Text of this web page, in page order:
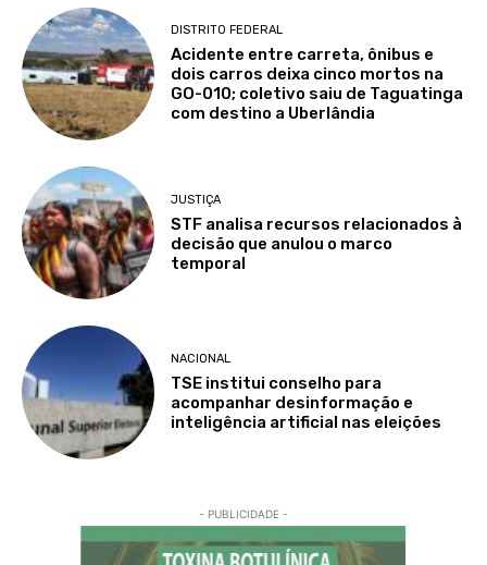
DISTRITO FEDERAL
Acidente entre carreta, ônibus e
dois carros deixa cinco mortos na
GO-010; coletivo saiu de Taguatinga
com destino a Uberlândia
JUSTIÇA
STF analisa recursos relacionados à
decisão que anulou o marco
temporal
NACIONAL
TSE institui conselho para
acompanhar desinformação e
inteligência artificial nas eleições
- PUBLICIDADE -